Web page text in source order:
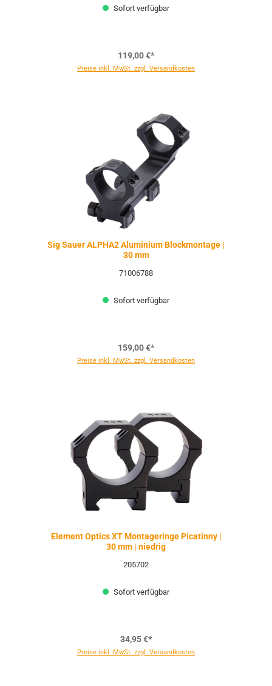
Sofort verfügbar
119,00 €*
Preise inkl. MwSt. zzgl. Versandkosten
Sig Sauer ALPHA2 Aluminium Blockmontage |
30 mm
71006788
Sofort verfügbar
159,00 €*
Preise inkl. MwSt. zzgl. Versandkosten
Element Optics XT Montageringe Picatinny |
30 mm | niedrig
205702
Sofort verfügbar
34,95 €*
Preise inkl. MwSt. zzgl. Versandkosten